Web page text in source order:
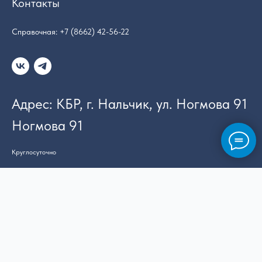
Контакты
Справочная: +7 (8662) 42-56-22
Адрес: КБР, г. Нальчик, ул. Ногмова 91
Ногмова 91
Круглосуточно